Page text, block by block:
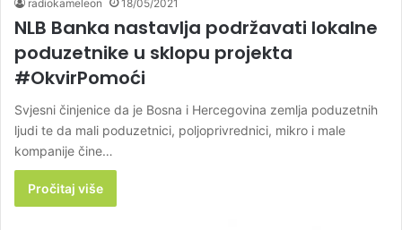
radiokameleon 18/05/2021
NLB Banka nastavlja podržavati lokalne
poduzetnike u sklopu projekta
#OkvirPomoći
Svjesni činjenice da je Bosna i Hercegovina zemlja poduzetnih
ljudi te da mali poduzetnici, poljoprivrednici, mikro i male
kompanije čine…
Pročitaj više